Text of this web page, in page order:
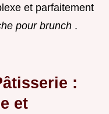
et parfaitement
pour brunch .
:
et